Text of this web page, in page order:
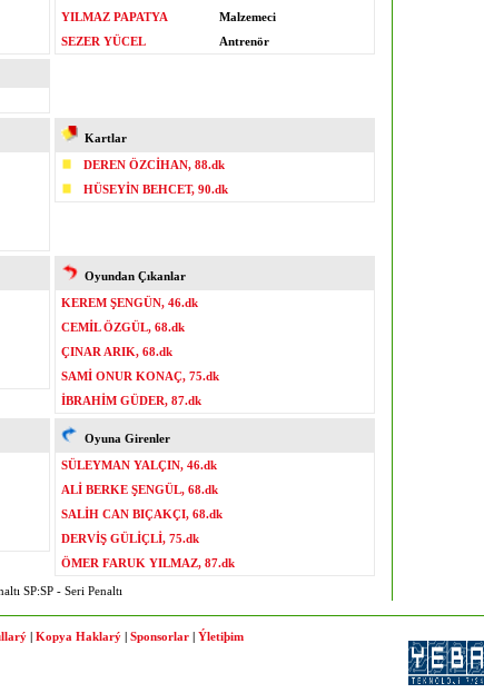
YILMAZ PAPATYA
Malzemeci
SEZER YÜCEL
Antrenör
Kartlar
DEREN ÖZCİHAN, 88.dk
HÜSEYİN BEHCET, 90.dk
Oyundan Çıkanlar
KEREM ŞENGÜN, 46.dk
CEMİL ÖZGÜL, 68.dk
ÇINAR ARIK, 68.dk
SAMİ ONUR KONAÇ, 75.dk
İBRAHİM GÜDER, 87.dk
Oyuna Girenler
SÜLEYMAN YALÇIN, 46.dk
ALİ BERKE ŞENGÜL, 68.dk
SALİH CAN BIÇAKÇI, 68.dk
DERVİŞ GÜLİÇLİ, 75.dk
ÖMER FARUK YILMAZ, 87.dk
SP:SP - Seri Penaltı
| Kopya Haklarý | Sponsorlar | Ýletiþim